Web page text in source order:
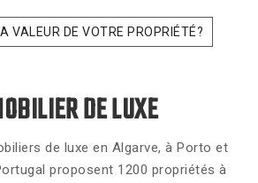
VALEUR DE VOTRE PROPRIÉTÉ?
DE LUXE
de luxe en Algarve, à Porto et
proposent 1200 propriétés à